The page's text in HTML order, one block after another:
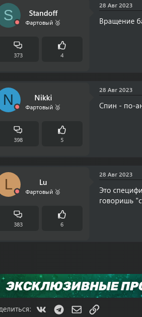
S Standoff
Фартовый 🥈
373 4
28 Авг 2023
Вращение
N Nikki
Фартовый 🥈
398 5
28 Авг 2023
Спин - по-
L Lu
Фартовый 🥈
383 6
28 Авг 2023
Это
говоришь
VK TelegramЭлектронная почта
Ссылка